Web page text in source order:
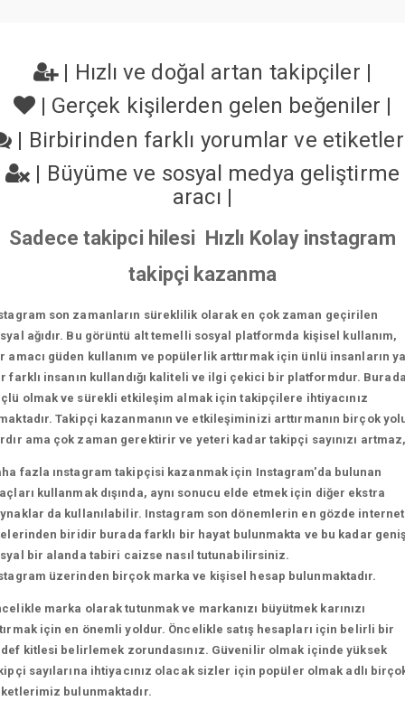
| Hızlı ve doğal artan takipçiler |
| Gerçek kişilerden gelen beğeniler |
| Birbirinden farklı yorumlar ve
| Büyüme ve sosyal medya geliştirme
aracı |
Sadece takipci hilesi Hızlı Kolay instagram
takipçi kazanma
son zamanların süreklilik olarak en çok zaman geçirilen
ağıdır. Bu görüntü alt temelli sosyal platformda kişisel kullanım,
amacı güden kullanım ve popülerlik arttırmak için ünlü insanların
farklı insanın kullandığı kaliteli ve ilgi çekici bir platformdur.
olmak ve sürekli etkileşim almak için takipçilere ihtiyacınız
Takipçi kazanmanın ve etkileşiminizi arttırmanın birçok
ama çok zaman gerektirir ve yeteri kadar takipçi sayınızı
fazla ınstagram takipçisi kazanmak için Instagram'da bulunan
kullanmak dışında, aynı sonucu elde etmek için diğer ekstra
da kullanılabilir. Instagram son dönemlerin en gözde internet
biridir burada farklı bir hayat bulunmakta ve bu kadar
bir alanda tabiri caizse nasıl tutunabilirsiniz.
üzerinden birçok marka ve kişisel hesap bulunmaktadır.
marka olarak tutunmak ve markanızı büyütmek karınızı
için en önemli yoldur. Öncelikle satış hesapları için belirli bir
kitlesi belirlemek zorundasınız. Güvenilir olmak içinde yüksek
sayılarına ihtiyacınız olacak sizler için popüler olmak adlı
bulunmaktadır.